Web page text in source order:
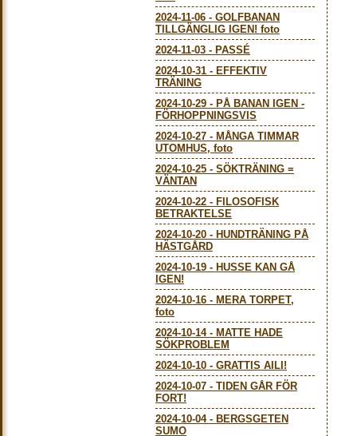
2024-11-06 - GOLFBANAN
TILLGÄNGLIG IGEN! foto
2024-11-03 - PASSÉ
2024-10-31 - EFFEKTIV
TRÄNING
2024-10-29 - PÅ BANAN IGEN -
FÖRHOPPNINGSVIS
2024-10-27 - MÅNGA TIMMAR
UTOMHUS, foto
2024-10-25 - SÖKTRÄNING =
VÄNTAN
2024-10-22 - FILOSOFISK
BETRAKTELSE
2024-10-20 - HUNDTRÄNING PÅ
HÄSTGÅRD
2024-10-19 - HUSSE KAN GÅ
IGEN!
2024-10-16 - MERA TORPET,
foto
2024-10-14- MATTE HADE
SÖKPROBLEM
2024-10-10 - GRATTIS AILI!
2024-10-07 - TIDEN GÅR FÖR
FORT!
2024-10-04- BERGSGETEN
SUMO